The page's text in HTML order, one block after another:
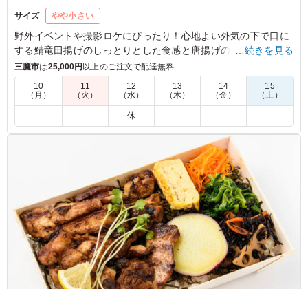
サイズ やや小さい
野外イベントや撮影ロケにぴったり！心地よい外気の下で口に
する鯖竜田揚げのしっとりとした食感と唐揚げのジューシーさ
は格別。アスパラの塩焼きと共に味わう、素朴な味付けが癒し
を与えてくれます。さらに彩り豊かなひじき煮や人参ナムルが
お口の中で広がり、満足感を一層引き立てます。
5.0
大好きな鯖と唐揚げが一度に味わえる贅沢なお弁当。鯖は
旨味が凝縮されていて、唐揚げは冷めてもジューシーさが
保たれています。ボリューム満点でお腹いっぱい、元気が
もらえる大満足のメニューでした。
ご利用シーン：ロケ・撮影›スタジオ撮影
東京都世田谷区野沢2026/06/15
…続きを見る
三鷹市は25,000円 以上のご注文で配達無料
10
（月）
11
（火）
12
（水）
13
（木）
14
（金）
15
（土）
－ － 休 － － －